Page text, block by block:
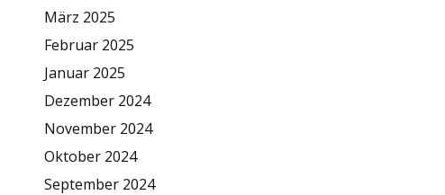
März 2025
Februar 2025
Januar 2025
Dezember 2024
November 2024
Oktober 2024
September 2024